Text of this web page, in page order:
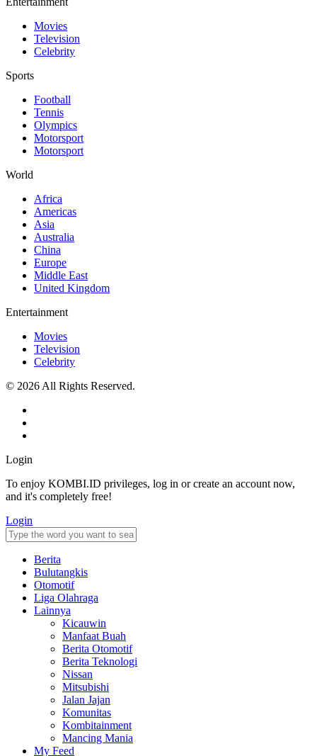
Movies
Television
Celebrity
Sports
Football
Tennis
Olympics
Motorsport
Motorsport
World
Africa
Americas
Asia
Australia
China
Europe
Middle East
United Kingdom
Entertainment
Movies
Television
Celebrity
© 2026 All Rights Reserved.
Login
To enjoy KOMBI.ID privileges, log in or create an account now,
and it's completely free!
Login
Berita
Bulutangkis
Otomotif
Liga Olahraga
Lainnya
Kicauwin
Manfaat Buah
Berita Otomotif
Berita Teknologi
Nissan
Mitsubishi
Jalan Jajan
Komunitas
Kombitainment
Mancing Mania
My Feed